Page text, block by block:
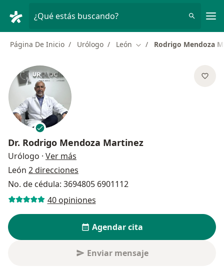
¿Qué estás buscando?
Página De Inicio Urólogo León Cambiar de ciudad
Rodrigo Mendoza
Dr. Rodrigo Mendoza Martinez
Urólogo · Ver más
León 2 direcciones
No. de cédula: 3694805 6901112
40 opiniones
Agendar cita
Enviar mensaje